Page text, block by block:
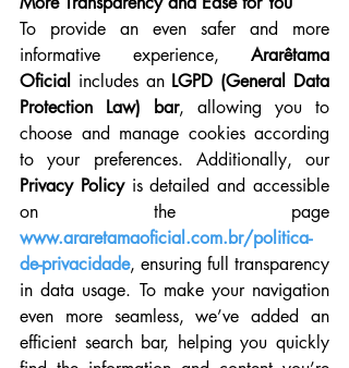
To provide an even safer and more
informative experience, Ararêtama
Oficial includes an LGPD (General Data
Protection Law) bar, allowing you to
choose and manage cookies according
to your preferences. Additionally, our
Privacy Policy is detailed and accessible
www.araretamaoficial.com.br/politica-
de-privacidade, ensuring full transparency
in data usage. To make your navigation
even more seamless, we’ve added an
efficient search bar, helping you quickly